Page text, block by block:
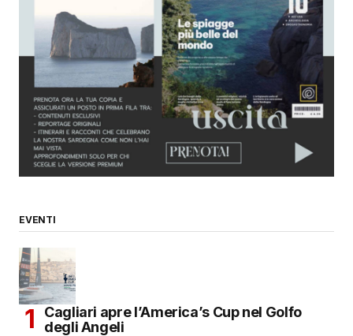
EVENTI
Cagliari apre l’America’s Cup nel Golfo
degli Angeli